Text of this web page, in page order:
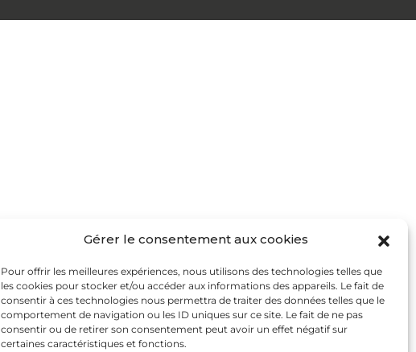
Gérer le consentement aux cookies
Pour offrir les meilleures expériences, nous utilisons des technologies telles que
les cookies pour stocker et/ou accéder aux informations des appareils. Le fait de
consentir à ces technologies nous permettra de traiter des données telles que le
comportement de navigation ou les ID uniques sur ce site. Le fait de ne pas
consentir ou de retirer son consentement peut avoir un effet négatif sur
certaines caractéristiques et fonctions.